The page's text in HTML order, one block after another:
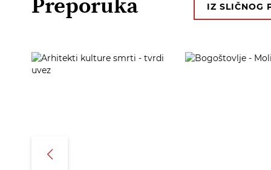
Preporuka IZ SLIČNOG